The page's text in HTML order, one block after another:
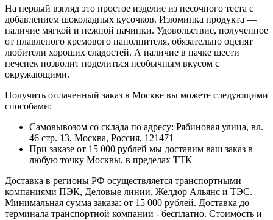
На первый взгляд это простое изделие из песочного теста с
добавлением шоколадных кусочков. Изюминка продукта —
наличие мягкой и нежной начинки. Удовольствие, полученное
от плавленого кремового наполнителя, обязательно оценят
любители хороших сладостей. А наличие в пачке шести
печенек позволит поделиться необычным вкусом с
окружающими.
Получить оплаченный заказ в Москве вы можете следующими
способами:
Самовывозом со склада по адресу: Рябиновая улица, вл.
46 стр. 13, Москва, Россия, 121471
При заказе от 15 000 рублей мы доставим ваш заказ в
любую точку Москвы, в пределах ТТК
Доставка в регионы РФ осуществляется транспортными
компаниями ПЭК, Деловые линии, Желдор Альянс и ТЭС.
Минимальная сумма заказа: от 15 000 рублей. Доставка до
терминала транспортной компании - бесплатно. Стоимость и